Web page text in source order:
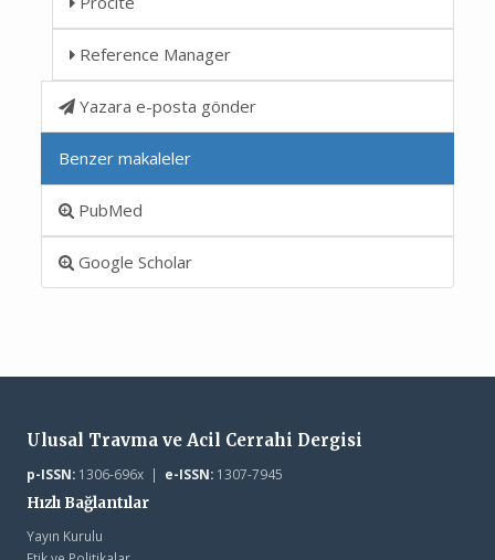
Reference Manager
Yazara e-posta gönder
Benzer makaleler
PubMed
Google Scholar
Ulusal Travma ve Acil Cerrahi Dergisi
p-ISSN:1306-696x | e-ISSN:1307-7945
Hızlı Bağlantılar
Yayın Kurulu